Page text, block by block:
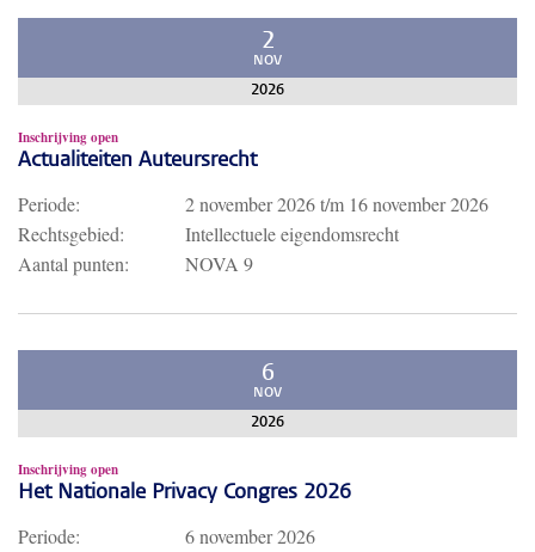
2
NOV
2026
Inschrijving open
Actualiteiten Auteursrecht
Periode: 2 november 2026t/m 16 november 2026
Rechtsgebied:
Intellectuele eigendomsrecht
Aantal punten:
NOVA 9
6
NOV
2026
Inschrijving open
Het Nationale Privacy Congres 2026
Periode:
6 november 2026